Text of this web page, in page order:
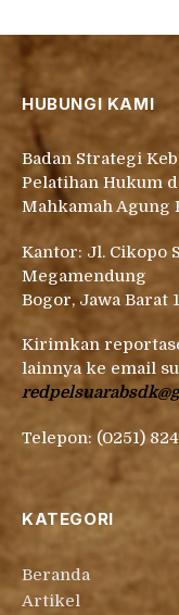
HUBUNGI KAMI
Badan Strategi
Pelatihan Hukum
Mahkamah Agung
Kantor: Jl. Cikopo
Megamendung
Bogor, Jawa Barat
Kirimkan
lainnya ke email
Telepon: (0251)
KATEGORI
Beranda
Artikel